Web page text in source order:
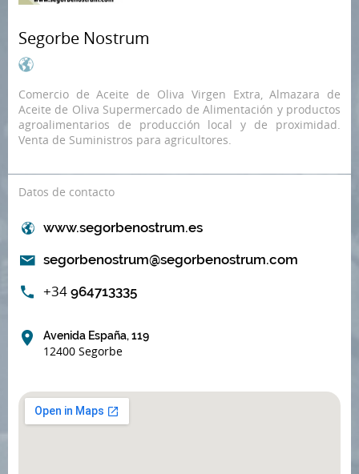
Segorbe Nostrum
Comercio de Aceite de Oliva Virgen Extra, Almazara de
Aceite de Oliva Supermercado de Alimentación y productos
agroalimentarios de producción local y de proximidad.
Venta de Suministros para agricultores.
Datos de contacto
www.segorbenostrum.es
segorbenostrum@segorbenostrum.com
+34 964713335
Avenida España, 119
12400 Segorbe